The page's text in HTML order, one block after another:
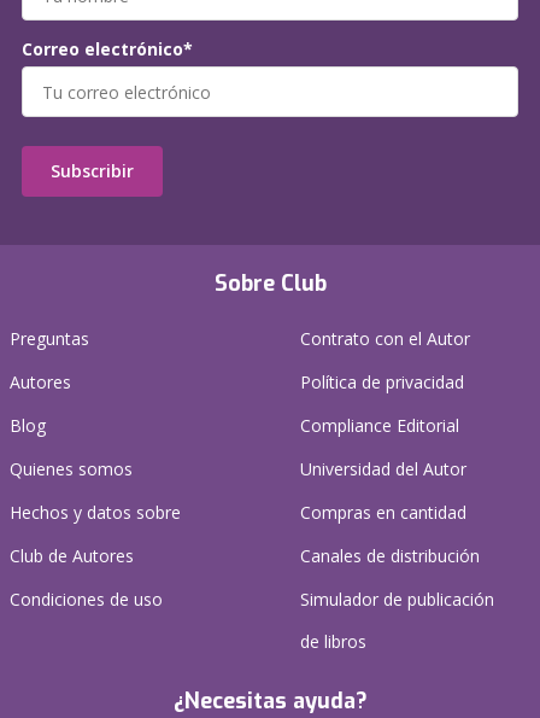
Sobre Club
Preguntas
Autores
Blog
Quienes somos
Hechos y datos sobre
Club de Autores
Condiciones de uso
Contrato con el Autor
Política de privacidad
Compliance Editorial
Universidad del Autor
Compras en cantidad
Canales de distribución
Simulador de publicación
de libros
¿Necesitas ayuda?
Correo electrónico*
Subscribir